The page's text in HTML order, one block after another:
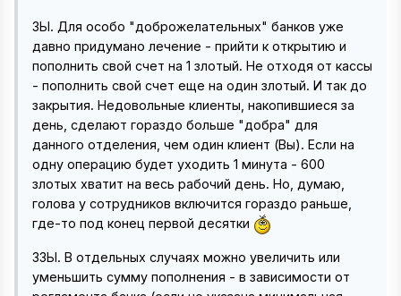
ЗЫ. Для особо "доброжелательных" банков уже
давно придумано лечение - прийти к открытию и
пополнить свой счет на 1 злотый. Не отходя от кассы
- пополнить свой счет еще на один злотый. И так до
закрытия. Недовольные клиенты, накопившиеся за
день, сделают гораздо больше "добра" для
данного отделения, чем один клиент (Вы). Если на
одну операцию будет уходить 1 минута - 600
злотых хватит на весь рабочий день. Но, думаю,
голова у сотрудников включится гораздо раньше,
где-то под конец первой десятки
ЗЗЫ. В отдельных случаях можно увеличить или
уменьшить сумму пополнения - в зависимости от